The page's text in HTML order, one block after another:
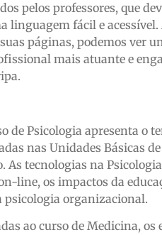
pelos professores, que
linguagem fácil e
páginas, podemos ver
mais atuante e
de Psicologia apresenta o
nas Unidades Básicas
As tecnologias na
line, os impactos da
psicologia organizacional.
ao curso de Medicina,